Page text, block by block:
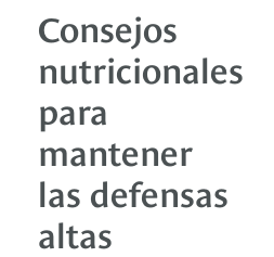
Consejos
nutricionales
para
mantener
las defensas
altas